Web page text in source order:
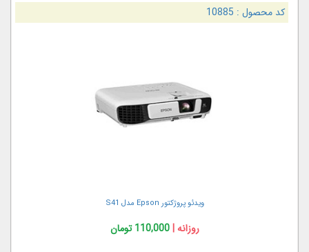
کد محصول : 10885
ویدئو پروژکتور Epson مدل S41
روزانه |110,000 تومان